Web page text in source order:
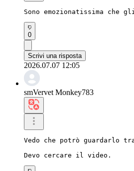
Sono emozionatissima che
0
Scrivi una risposta
2026.07.07 12:05
smVervet Monkey783
Vedo che potrò guardarlo
Devo cercare il video.